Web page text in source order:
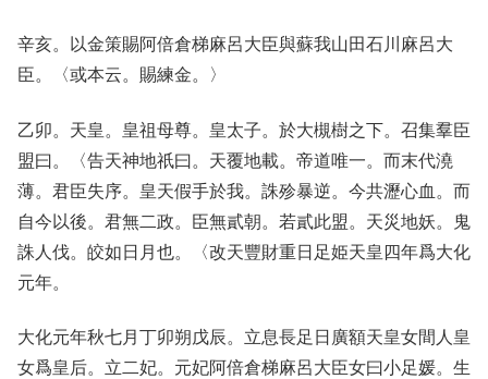
辛亥。以金策賜阿倍倉梯麻呂大臣與蘇我山田石川麻呂大
臣。〈或本云。賜練金。〉
乙卯。天皇。皇祖母尊。皇太子。於大槻樹之下。召集羣臣
盟曰。〈告天神地祇曰。天覆地載。帝道唯一。而末代澆
薄。君臣失序。皇天假手於我。誅殄暴逆。今共瀝心血。而
自今以後。君無二政。臣無貳朝。若貳此盟。天災地妖。鬼
誅人伐。皎如日月也。〈改天豐財重日足姫天皇四年爲大化
元年。
大化元年秋七月丁卯朔戊辰。立息長足日廣額天皇女間人皇
女爲皇后。立二妃。元妃阿倍倉梯麻呂大臣女曰小足媛。生